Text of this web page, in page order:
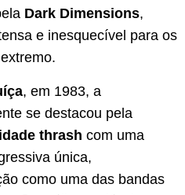
Dark Dimensions,
e inesquecível para os
, em 1983, a
se destacou pela
thrash com uma
única,
como uma das bandas